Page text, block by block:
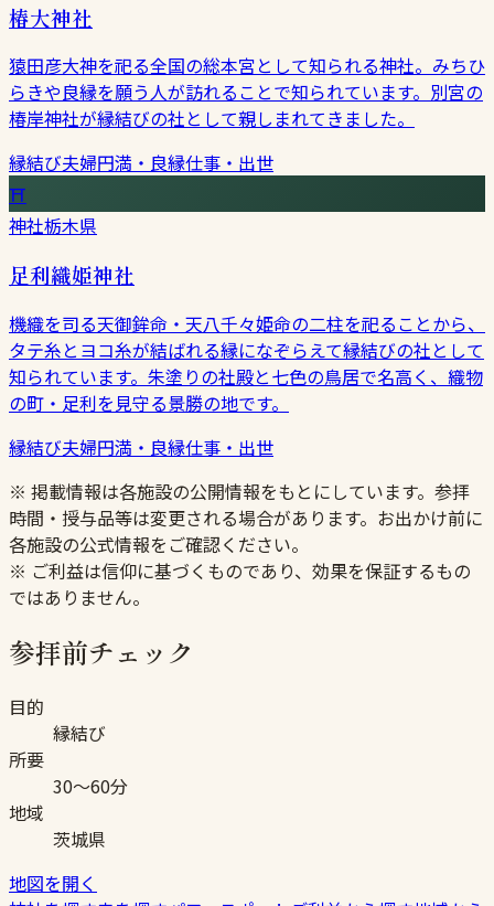
椿大神社
猿田彦大神を祀る全国の総本宮として知られる神社。みちひ
らきや良縁を願う人が訪れることで知られています。別宮の
椿岸神社が縁結びの社として親しまれてきました。
縁結び夫婦円満・良縁仕事・出世
⛩
神社栃木県
足利織姫神社
機織を司る天御鉾命・天八千々姫命の二柱を祀ることから、
タテ糸とヨコ糸が結ばれる縁になぞらえて縁結びの社として
知られています。朱塗りの社殿と七色の鳥居で名高く、織物
の町・足利を見守る景勝の地です。
縁結び夫婦円満・良縁仕事・出世
※ 掲載情報は各施設の公開情報をもとにしています。参拝
時間・授与品等は変更される場合があります。お出かけ前に
各施設の公式情報をご確認ください。
※ ご利益は信仰に基づくものであり、効果を保証するもの
ではありません。
参拝前チェック
目的
縁結び
所要
30〜60分
地域
茨城県
地図を開く